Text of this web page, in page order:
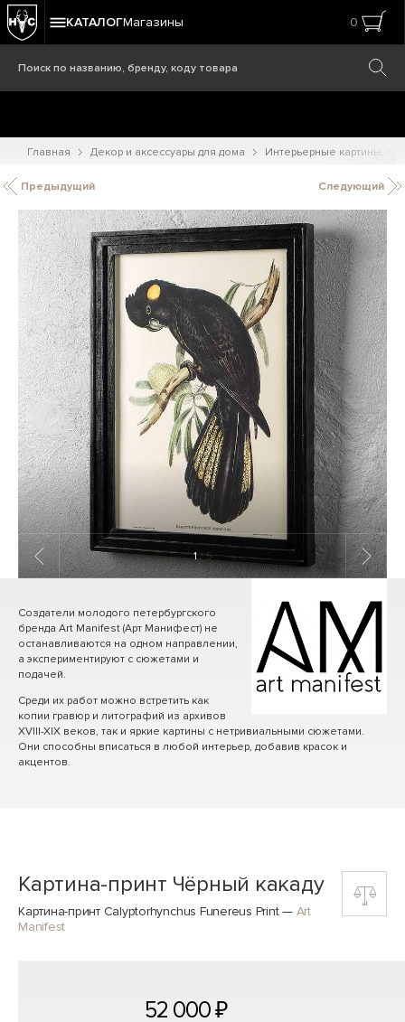
КАТАЛОГМагазины 0
Главная Декор и аксессуары для дома Интерьерные картины,
Предыдущий Следующий
1/ 5
Создатели молодого петербургского
бренда Art Manifest (Арт Манифест) не
останавливаются на одном направлении,
а экспериментируют с сюжетами и
подачей.
Среди их работ можно встретить как
копии гравюр и литографий из архивов
XVIII-XIX веков, так и яркие картины с нетривиальными сюжетами.
Они способны вписаться в любой интерьер, добавив красок и
акцентов.
Картина-принт Чёрный какаду
Картина-принт Calyptorhynchus Funereus Print— Art
Manifest
52 000 ₽